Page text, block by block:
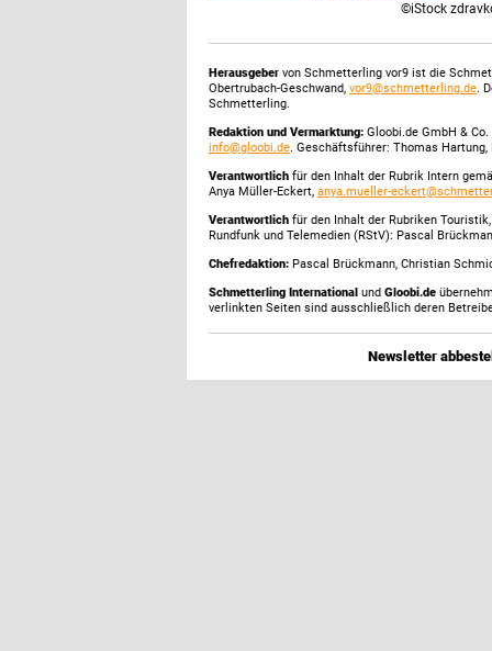
©iStock
Herausgeber von Schmetterling vor9 ist die
Obertrubach-Geschwand, vor9@schmetterling.de.
Schmetterling.
Redaktion und Vermarktung: Gloobi.de GmbH &
info@gloobi.de. Geschäftsführer: Thomas
Verantwortlich für den Inhalt der Rubrik Intern
Anya Müller-Eckert, anya.mueller-
Verantwortlich für den Inhalt der Rubriken
Rundfunk und Telemedien (RStV): Pascal
Chefredaktion: Pascal Brückmann, Christian
Schmetterling International und Gloobi.de
verlinkten Seiten sind ausschließlich deren
Newsletter